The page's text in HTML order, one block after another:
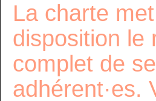
La charte
disposition le
complet de
adhérent·es.